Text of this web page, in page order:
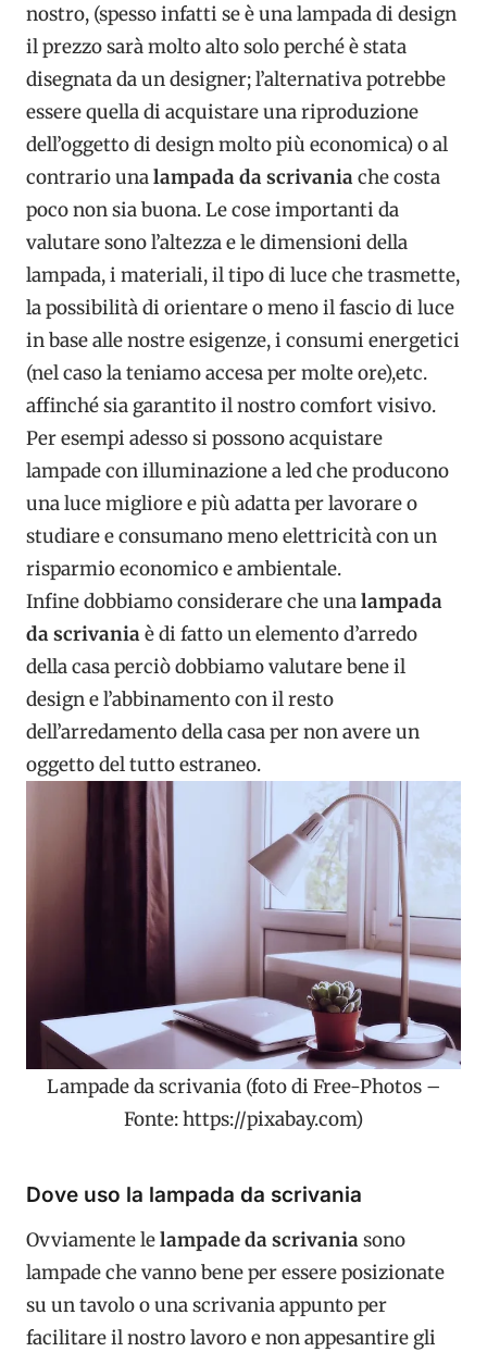
nostro, (spesso infatti se è una lampada di design
il prezzo sarà molto alto solo perché è stata
disegnata da un designer; l’alternativa potrebbe
essere quella di acquistare una riproduzione
dell’oggetto di design molto più economica) o al
contrario unalampada da scrivaniache costa
poco non sia buona. Le cose importanti da
valutare sono l’altezza e le dimensioni della
lampada, i materiali, il tipo di luce che trasmette,
la possibilità di orientare o meno il fascio di luce
in base alle nostre esigenze, i consumi energetici
(nel caso la teniamo accesa per molte ore),etc.
affinché sia garantito il nostro comfort visivo.
Per esempi adesso si possono acquistare
lampade con illuminazione a led che producono
una luce migliore e più adatta per lavorare o
studiare e consumano meno elettricità con un
risparmio economico e ambientale.
Infine dobbiamo considerare che unalampada
da scrivaniaè di fatto un elemento d’arredo
della casa perciò dobbiamo valutare bene il
design e l’abbinamento con il resto
dell’arredamento della casa per non avere un
oggetto del tutto estraneo.
Lampade da scrivania (foto di Free-Photos –
Fonte: https://pixabay.com)
Dove uso la lampada da scrivania
Ovviamente lelampade da scrivaniasono
lampade che vanno bene per essere posizionate
su un tavolo o una scrivania appunto per
facilitare il nostro lavoro e non appesantire gli